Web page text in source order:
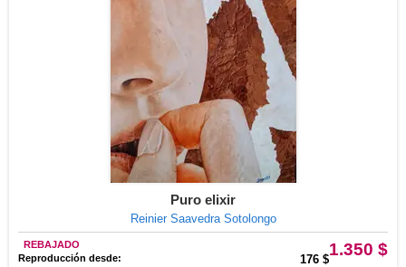
Puro elixir
Reinier Saavedra Sotolongo
1.350 $
REBAJADO
Reproducción desde:
176 $